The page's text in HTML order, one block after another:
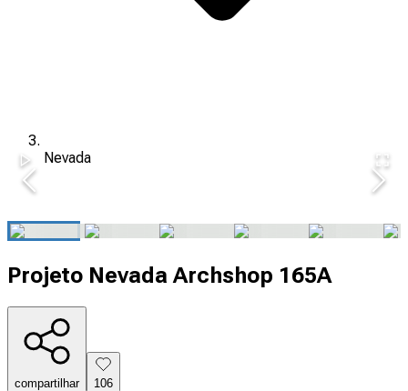
Nevada
Projeto Nevada Archshop 165A
compartilhar 106